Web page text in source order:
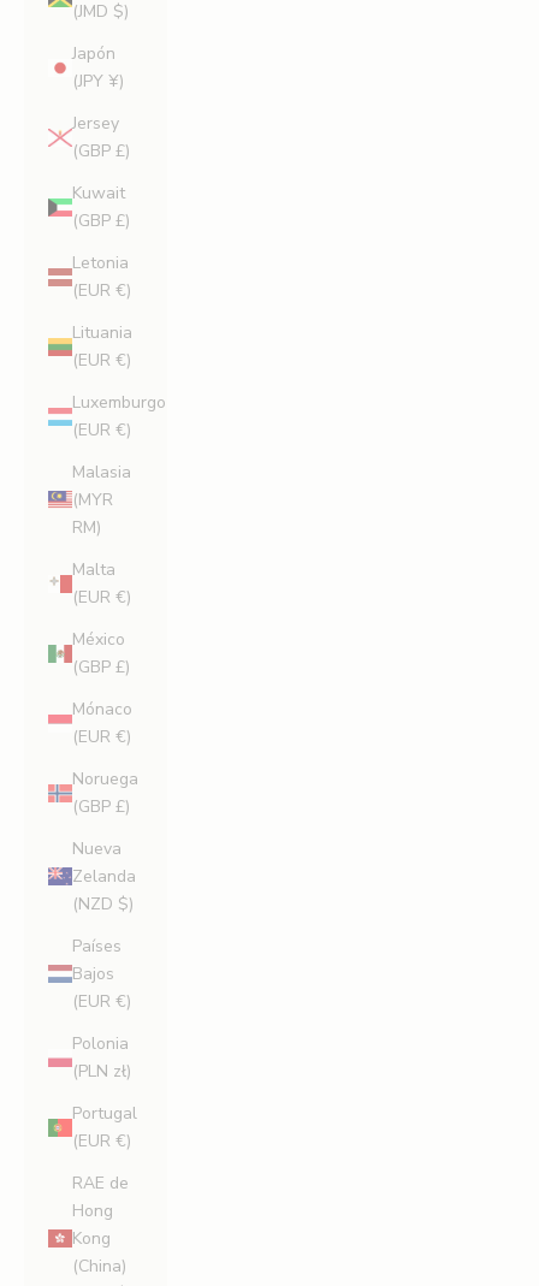
(JMD $)
Japón
(JPY ¥)
Jersey
(GBP £)
Kuwait
(GBP £)
Letonia
(EUR €)
Lituania
(EUR €)
Luxemburgo
(EUR €)
Malasia
(MYR
RM)
Malta
(EUR €)
México
(GBP £)
Mónaco
(EUR €)
Noruega
(GBP £)
Nueva
Zelanda
(NZD $)
Países
Bajos
(EUR €)
Polonia
(PLN zł)
Portugal
(EUR €)
RAE de
Hong
Kong
(China)